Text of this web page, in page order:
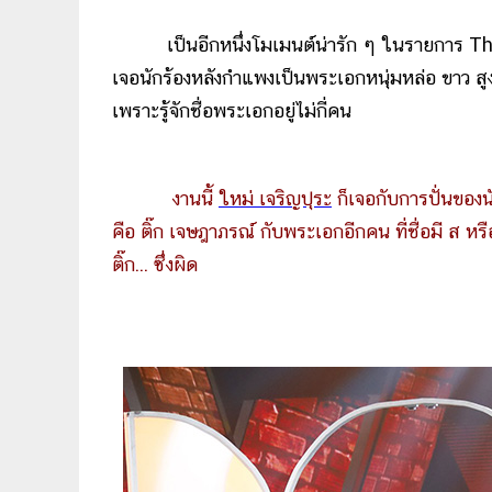
เป็นอีกหนึ่งโมเมนต์น่ารัก ๆ ในรายการ The
เจอนักร้องหลังกำแพงเป็นพระเอกหนุ่มหล่อ ขาว สู
เพราะรู้จักชื่อพระเอกอยู่ไม่กี่คน
งานนี้ ใหม่ เจริญปุระ ก็เจอกับการปั่นขอ
คือ ติ๊ก เจษฎาภรณ์ กับพระเอกอีกคน ที่ชื่อมี ส ห
ติ๊ก... ซึ่งผิด